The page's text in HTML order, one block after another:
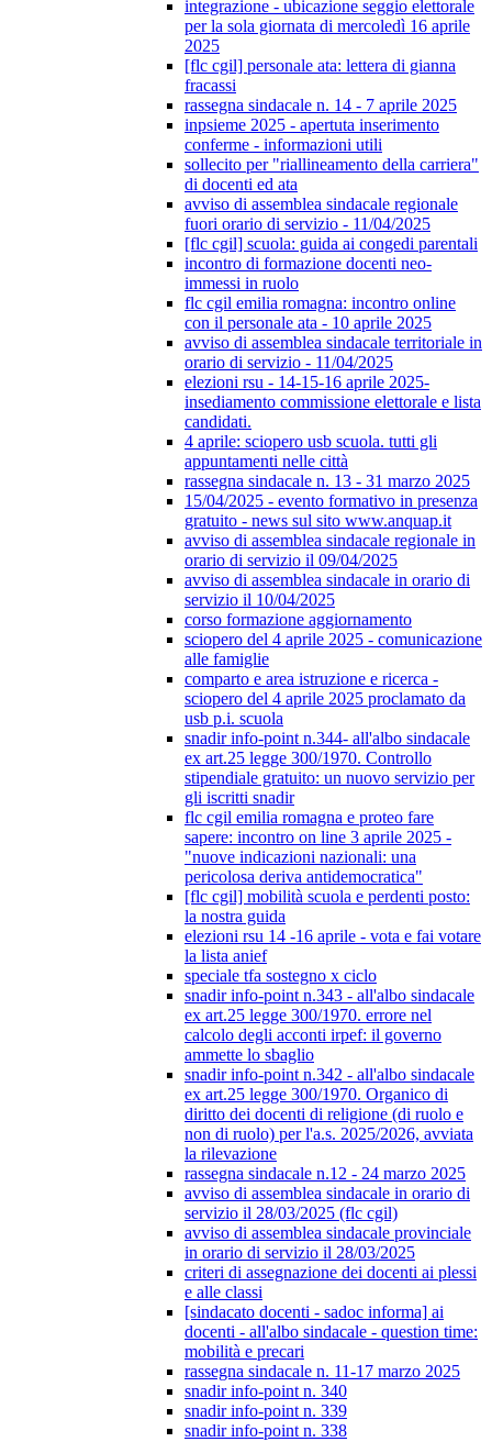
integrazione - ubicazione seggio elettorale
per la sola giornata di mercoledì 16 aprile
2025
[flc cgil] personale ata: lettera di gianna
fracassi
rassegna sindacale n. 14 - 7 aprile 2025
inpsieme 2025 - apertuta inserimento
conferme - informazioni utili
sollecito per "riallineamento della carriera"
di docenti ed ata
avviso di assemblea sindacale regionale
fuori orario di servizio - 11/04/2025
[flc cgil] scuola: guida ai congedi parentali
incontro di formazione docenti neo-
immessi in ruolo
flc cgil emilia romagna: incontro online
con il personale ata - 10 aprile 2025
avviso di assemblea sindacale territoriale in
orario di servizio - 11/04/2025
elezioni rsu - 14-15-16 aprile 2025-
insediamento commissione elettorale e lista
candidati.
4 aprile: sciopero usb scuola. tutti gli
appuntamenti nelle città
rassegna sindacale n. 13 - 31 marzo 2025
15/04/2025 - evento formativo in presenza
gratuito - news sul sito www.anquap.it
avviso di assemblea sindacale regionale in
orario di servizio il 09/04/2025
avviso di assemblea sindacale in orario di
servizio il 10/04/2025
corso formazione aggiornamento
sciopero del 4 aprile 2025 - comunicazione
alle famiglie
comparto e area istruzione e ricerca -
sciopero del 4 aprile 2025 proclamato da
usb p.i. scuola
snadir info-point n.344- all'albo sindacale
ex art.25 legge 300/1970. Controllo
stipendiale gratuito: un nuovo servizio per
gli iscritti snadir
flc cgil emilia romagna e proteo fare
sapere: incontro on line 3 aprile 2025 -
"nuove indicazioni nazionali: una
pericolosa deriva antidemocratica"
[flc cgil] mobilità scuola e perdenti posto:
la nostra guida
elezioni rsu 14 -16 aprile - vota e fai votare
la lista anief
speciale tfa sostegno x ciclo
snadir info-point n.343 - all'albo sindacale
ex art.25 legge 300/1970. errore nel
calcolo degli acconti irpef: il governo
ammette lo sbaglio
snadir info-point n.342 - all'albo sindacale
ex art.25 legge 300/1970. Organico di
diritto dei docenti di religione (di ruolo e
non di ruolo) per l'a.s. 2025/2026, avviata
la rilevazione
rassegna sindacale n.12 - 24 marzo 2025
avviso di assemblea sindacale in orario di
servizio il 28/03/2025 (flc cgil)
avviso di assemblea sindacale provinciale
in orario di servizio il 28/03/2025
criteri di assegnazione dei docenti ai plessi
e alle classi
[sindacato docenti - sadoc informa] ai
docenti - all'albo sindacale - question time:
mobilità e precari
rassegna sindacale n. 11-17 marzo 2025
snadir info-point n. 340
snadir info-point n. 339
snadir info-point n. 338